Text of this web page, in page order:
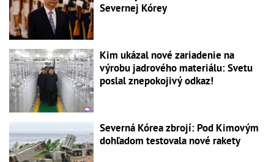
Severnej Kórey
Kim ukázal nové zariadenie na
výrobu jadrového materiálu: Svetu
poslal znepokojivý odkaz!
Severná Kórea zbrojí: Pod Kimovým
dohľadom testovala nové rakety